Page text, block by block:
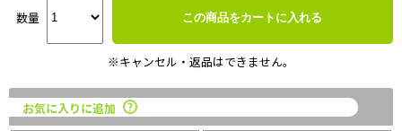
数量 この商品をカートに入れる
※キャンセル・返品はできません。
お気に入りに追加